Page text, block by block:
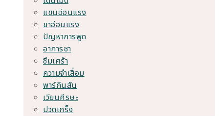
แขนอ่อนแรง
ขาอ่อนแรง
ปัญหาการพูด
อาการชา
ซึมเศร้า
ความจำเสื่อม
พาร์กินสัน
เวียนศีรษะ
ปวดเกร็ง